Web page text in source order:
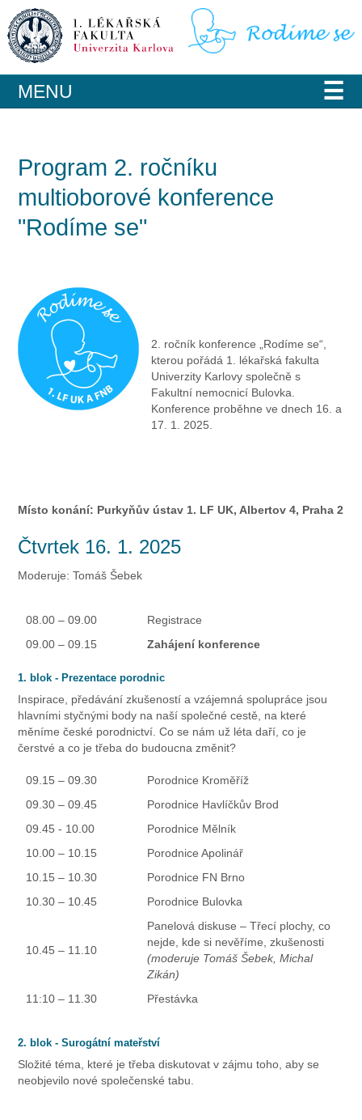
☰
MENU
Program 2. ročníku
multioborové konference
"Rodíme se"
2. ročník konference „Rodíme se“,
kterou pořádá 1. lékařská fakulta
Univerzity Karlovy společně s
Fakultní nemocnicí Bulovka.
Konference proběhne ve dnech 16. a
17. 1. 2025.
Místo konání: Purkyňův ústav 1. LF UK, Albertov 4, Praha 2
Čtvrtek 16. 1. 2025
Moderuje: Tomáš Šebek
08.00 – 09.00
Registrace
09.00 – 09.15
Zahájení konference
1. blok - Prezentace porodnic
Inspirace, předávání zkušeností a vzájemná spolupráce jsou
hlavními styčnými body na naší společné cestě, na které
měníme české porodnictví. Co se nám už léta daří, co je
čerstvé a co je třeba do budoucna změnit?
09.15 – 09.30
Porodnice Kroměříž
09.30 – 09.45
Porodnice Havlíčkův Brod
09.45 - 10.00
Porodnice Mělník
10.00 – 10.15
Porodnice Apolinář
10.15 – 10.30
Porodnice FN Brno
10.30 – 10.45
Porodnice Bulovka
10.45 – 11.10
Panelová diskuse – Třecí plochy, co
nejde, kde si nevěříme, zkušenosti
(moderuje Tomáš Šebek, Michal
Zikán)
11:10 – 11.30
Přestávka
2. blok - Surogátní mateřství
Složité téma, které je třeba diskutovat v zájmu toho, aby se
neobjevilo nové společenské tabu.